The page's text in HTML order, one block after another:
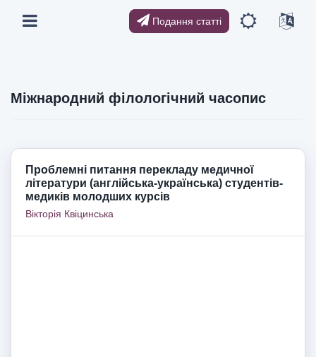
Подання статті
Міжнародний філологічний часопис
Проблемні питання перекладу медичної
літератури (англійська-українська) студентів-
медиків молодших курсів
Вікторія Квіцинська